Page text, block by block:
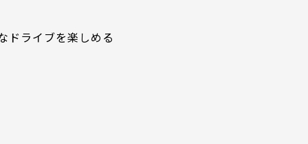
ドライブを楽しめる